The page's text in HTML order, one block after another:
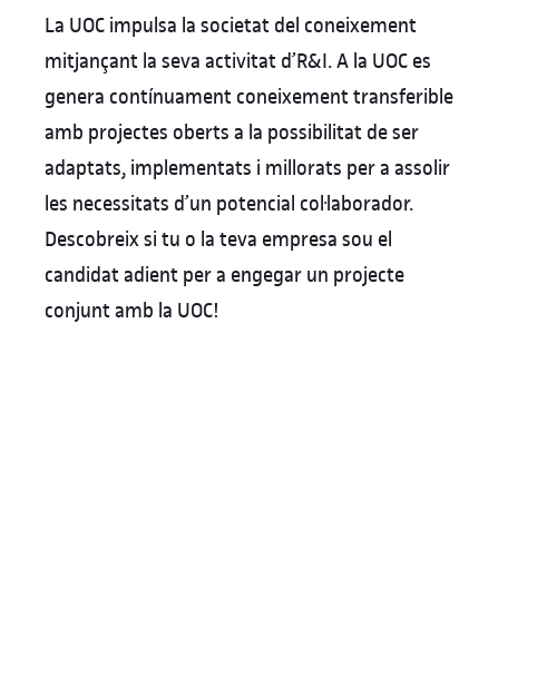
La UOC impulsa la societat del coneixement
mitjançant la seva activitat d’R&I. A la UOC es
genera contínuament coneixement transferible
amb projectes oberts a la possibilitat de ser
adaptats, implementats i millorats per a assolir
les necessitats d’un potencial col·laborador.
Descobreix si tu o la teva empresa sou el
candidat adient per a engegar un projecte
conjunt amb la UOC!